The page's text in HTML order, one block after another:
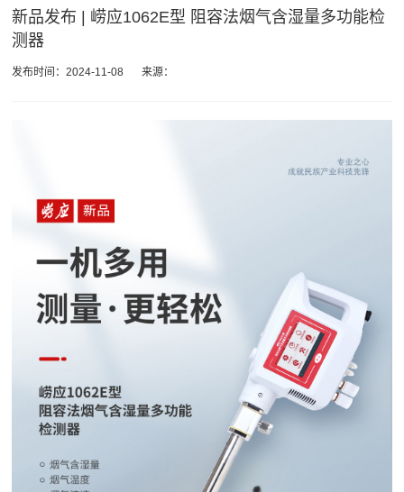
新品发布 | 崂应1062E型 阻容法烟气含湿量多功能检
测器
发布时间：2024-11-08 来源：